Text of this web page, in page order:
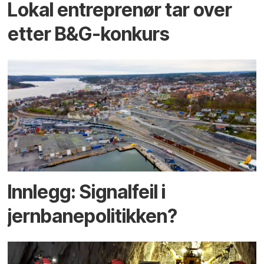
Lokal entreprenør tar over
etter B&G-konkurs
Innlegg: Signalfeil i
jernbanepolitikken?